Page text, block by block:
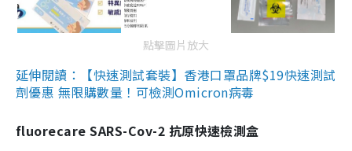
點擊圖片放大
延伸閱讀：【快速測試套裝】香港口罩品牌$19快速測試
劑優惠 無限購數量！可檢測Omicron病毒
fluorecare SARS-Cov-2 抗原快速檢測盒